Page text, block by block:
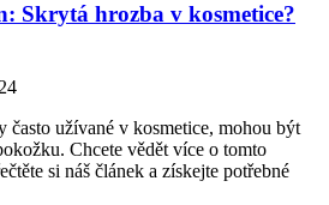
Skrytá hrozba v kosmetice?
užívané v kosmetice, mohou být
Chcete vědět více o tomto
si náš článek a získejte potřebné